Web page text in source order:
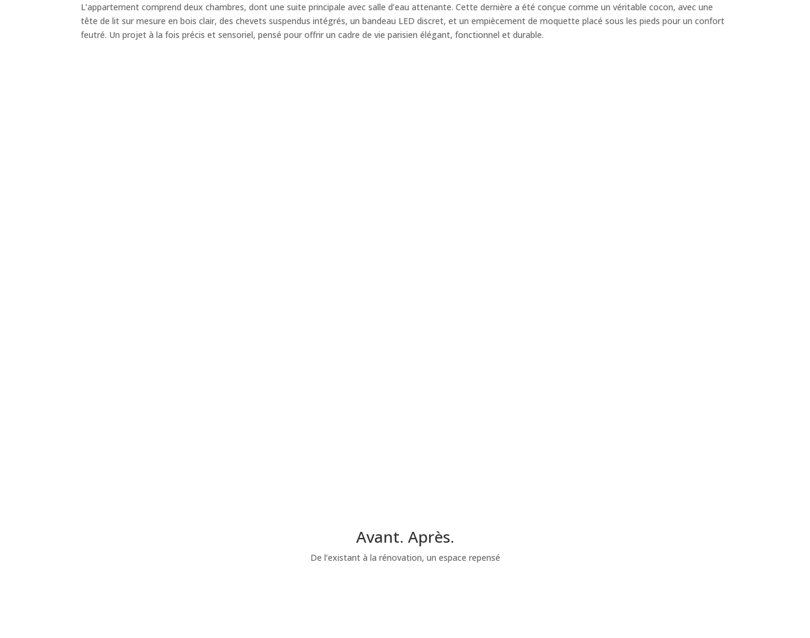
L’appartement comprend deux chambres, dont une suite principale avec salle d’eau attenante. Cette dernière a été conçue comme un véritable cocon, avec une
tête de lit sur mesure en bois clair, des chevets suspendus intégrés, un bandeau LED discret, et un empiècement de moquette placé sous les pieds pour un confort
feutré. Un projet à la fois précis et sensoriel, pensé pour offrir un cadre de vie parisien élégant, fonctionnel et durable.
Avant. Après.
De l’existant à la rénovation, un espace repensé